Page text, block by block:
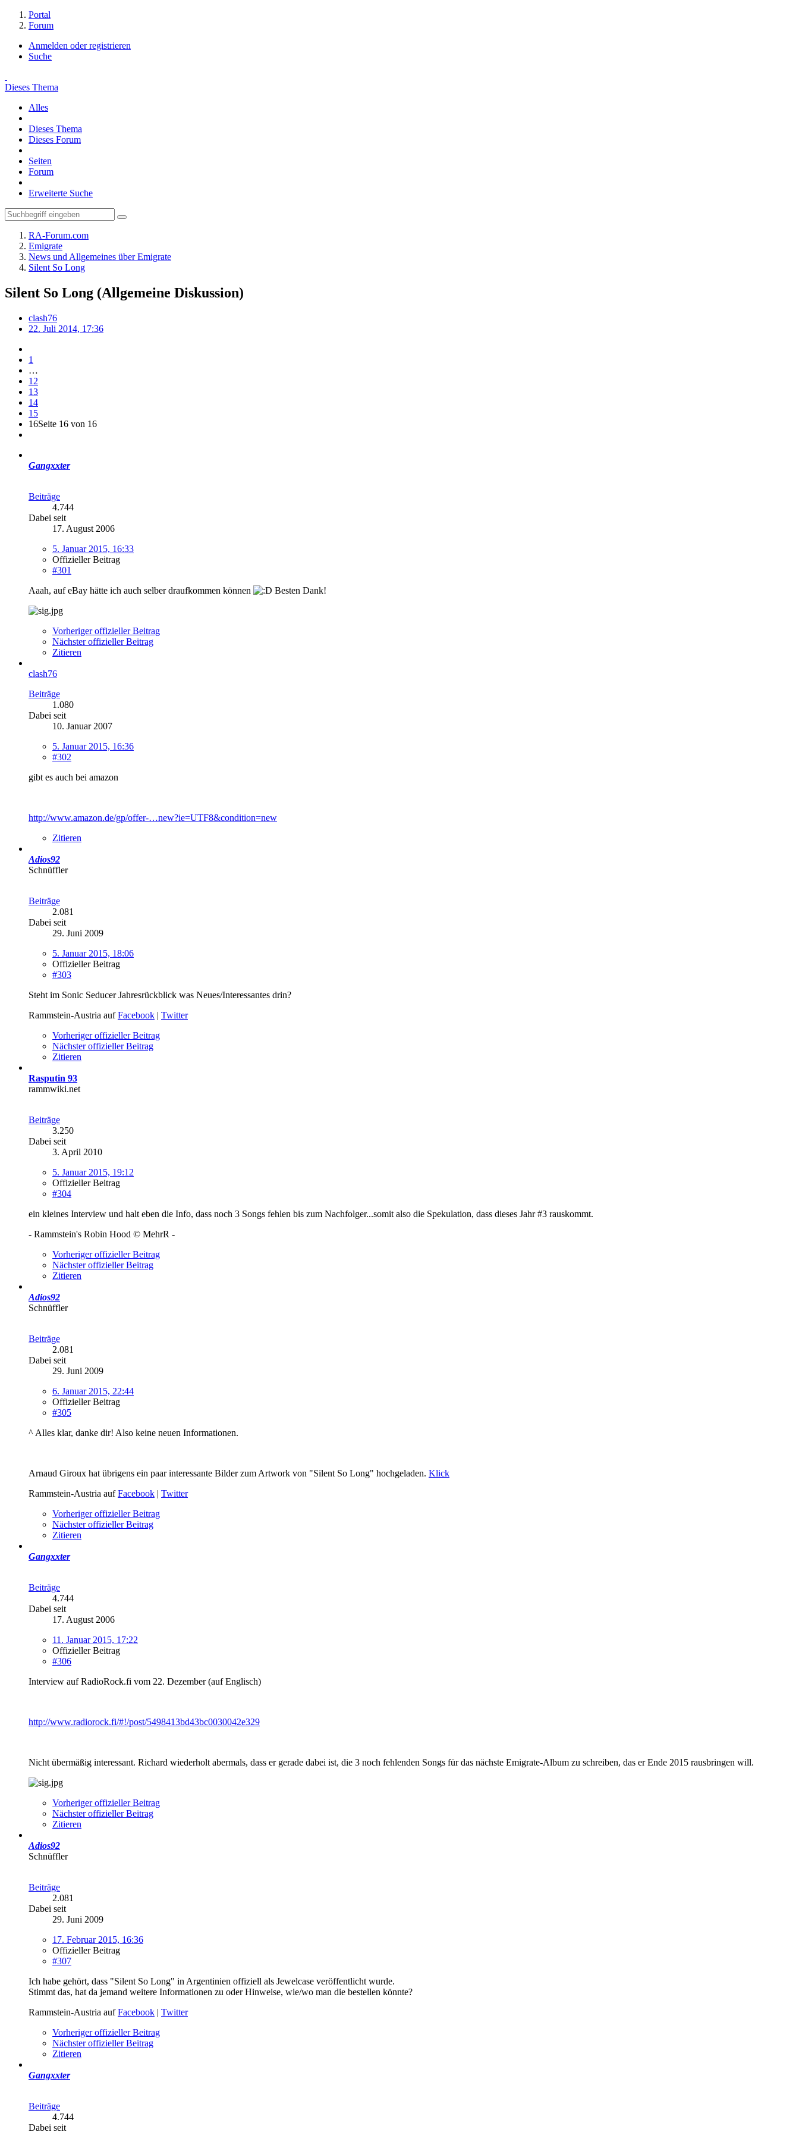
Portal
Forum
Anmelden oder registrieren
Suche
Dieses Thema
Alles
Dieses Thema
Dieses Forum
Seiten
Forum
Erweiterte Suche
RA-Forum.com
Emigrate
News und Allgemeines über Emigrate
Silent So Long
Silent So Long (Allgemeine Diskussion)
clash76
22. Juli 2014, 17:36
1
…
12
13
14
15
16Seite 16 von 16
Gangxxter
Beiträge
4.744
Dabei seit
17. August 2006
5. Januar 2015, 16:33
Offizieller Beitrag
#301
Aaah, auf eBay hätte ich auch selber draufkommen können
Besten Dank!
Vorheriger offizieller Beitrag
Nächster offizieller Beitrag
Zitieren
clash76
Beiträge
1.080
Dabei seit
10. Januar 2007
5. Januar 2015, 16:36
#302
gibt es auch bei amazon
http://www.amazon.de/gp/offer-…new?ie=UTF8&condition=new
Zitieren
Adios92
Schnüffler
Beiträge
2.081
Dabei seit
29. Juni 2009
5. Januar 2015, 18:06
Offizieller Beitrag
#303
Steht im Sonic Seducer Jahresrückblick was Neues/Interessantes drin?
Rammstein-Austria aufFacebook | Twitter
Vorheriger offizieller Beitrag
Nächster offizieller Beitrag
Zitieren
Rasputin 93
rammwiki.net
Beiträge
3.250
Dabei seit
3. April 2010
5. Januar 2015, 19:12
Offizieller Beitrag
#304
ein kleines Interview und halt eben die Info, dass noch 3 Songs fehlen bis zum Nachfolger...somit also die Spekulation, dass dieses Jahr #3 rauskommt.
- Rammstein's Robin Hood © MehrR -
Vorheriger offizieller Beitrag
Nächster offizieller Beitrag
Zitieren
Adios92
Schnüffler
Beiträge
2.081
Dabei seit
29. Juni 2009
6. Januar 2015, 22:44
Offizieller Beitrag
#305
^ Alles klar, danke dir! Also keine neuen Informationen.
Arnaud Giroux hat übrigens ein paar interessante Bilder zum Artwork von "Silent So Long" hochgeladen. Klick
Rammstein-Austria aufFacebook | Twitter
Vorheriger offizieller Beitrag
Nächster offizieller Beitrag
Zitieren
Gangxxter
Beiträge
4.744
Dabei seit
17. August 2006
11. Januar 2015, 17:22
Offizieller Beitrag
#306
Interview auf RadioRock.fi vom 22. Dezember (auf Englisch)
http://www.radiorock.fi/#!/post/5498413bd43bc0030042e329
Nicht übermäßig interessant. Richard wiederholt abermals, dass er gerade dabei ist, die 3 noch fehlenden Songs für das nächste Emigrate-Album zu schreiben, das er Ende 2015 rausbringen will.
Vorheriger offizieller Beitrag
Nächster offizieller Beitrag
Zitieren
Adios92
Schnüffler
Beiträge
2.081
Dabei seit
29. Juni 2009
17. Februar 2015, 16:36
Offizieller Beitrag
#307
Ich habe gehört, dass "Silent So Long" in Argentinien offiziell als Jewelcase veröffentlicht wurde.
Stimmt das, hat da jemand weitere Informationen zu oder Hinweise, wie/wo man die bestellen könnte?
Rammstein-Austria aufFacebook | Twitter
Vorheriger offizieller Beitrag
Nächster offizieller Beitrag
Zitieren
Gangxxter
Beiträge
4.744
Dabei seit